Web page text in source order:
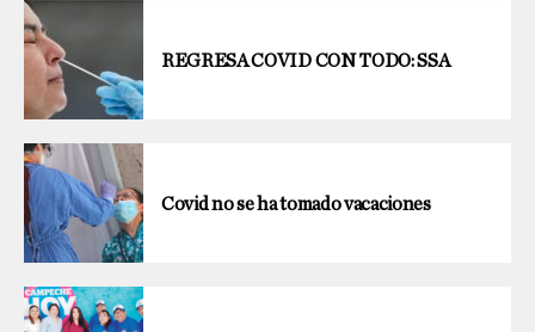
REGRESA COVID CON TODO: SSA
Covid no se ha tomado vacaciones